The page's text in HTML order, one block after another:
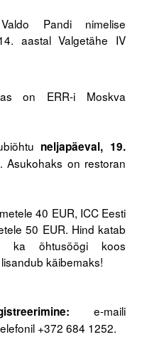
Pandi nimelise
aastal Valgetähe IV
on ERR-i Moskva
neljapäeval, 19.
. Asukohaks on restoran
40 EUR, ICC Eesti
50 EUR. Hind katab
ka õhtusöögi koos
käibemaks!
e-maili
+372 684 1252.